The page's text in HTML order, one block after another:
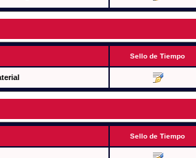
Sello de Tiempo
Sello de Tiempo